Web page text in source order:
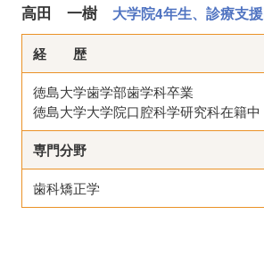
高田 一樹 大学院4年生、診療支
経 歴
徳島大学歯学部歯学科卒業
徳島大学大学院口腔科学研究科在籍中
専門分野
歯科矯正学